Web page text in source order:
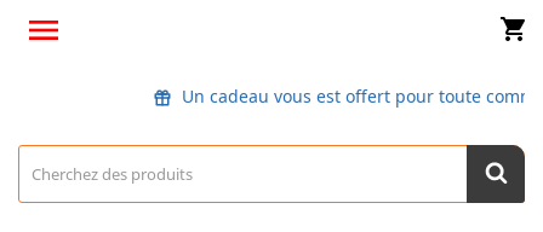
 shopping_cart
Un cadeau vous est offert pour toute